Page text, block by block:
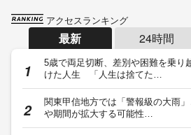
アクセスランキング
最新 24時間
5歳で両足切断、差別や困難を乗り
けた人生 「人生は捨てた…
関東甲信地方では「警報級の大雨
や期間が拡大する可能性…